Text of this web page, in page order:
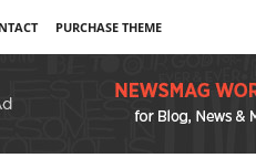
PURCHASE THEME